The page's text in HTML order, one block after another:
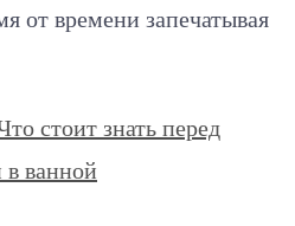
от времени запечатывая
стоит знать перед
в ванной